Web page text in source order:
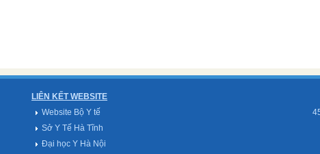
LIÊN KẾT WEBSITE
Website Bộ Y tế
Sở Y Tế Hà Tĩnh
Đại học Y Hà Nội